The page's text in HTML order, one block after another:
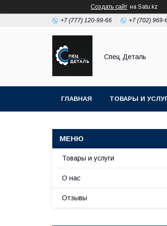
Создать сайт на Satu.kz
+7 (777) 120-99-66 +7 (702) 969-
Спец Деталь
ГЛАВНАЯ ТОВАРЫ И
Товары и услуги
О нас
Отзывы